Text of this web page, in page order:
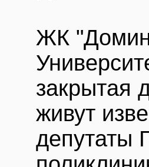
ЖК
закрытая
живут
депутаты